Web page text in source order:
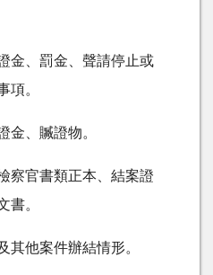
金、罰金、聲請停止或
項。
金、贓證物。
察官書類正本、結案證
書。
其他案件辦結情形。